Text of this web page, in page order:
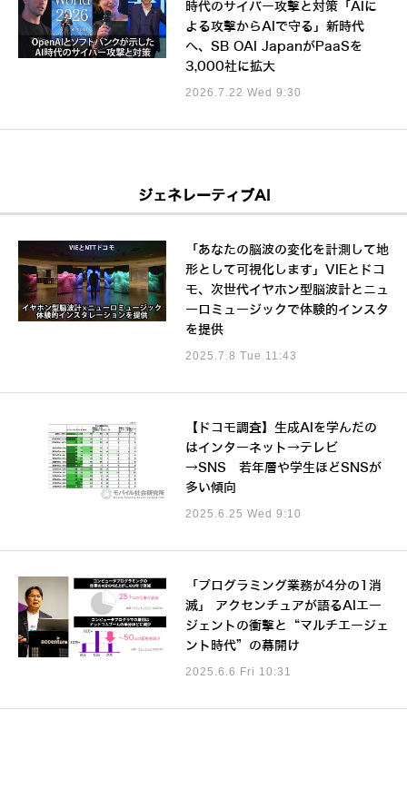
時代のサイバー攻撃と対策「AIに
よる攻撃からAIで守る」新時代
へ、SB OAI JapanがPaaSを
3,000社に拡大
2026.7.22 Wed 9:30
ジェネレーティブAI
「あなたの脳波の変化を計測して地
形として可視化します」VIEとドコ
モ、次世代イヤホン型脳波計とニュ
ーロミュージックで体験的インスタ
を提供
2025.7.8 Tue 11:43
【ドコモ調査】生成AIを学んだの
はインターネット→テレビ
→SNS 若年層や学生ほどSNSが
多い傾向
2025.6.25 Wed 9:10
「プログラミング業務が4分の1消
滅」 アクセンチュアが語るAIエー
ジェントの衝撃と“マルチエージェ
ント時代”の幕開け
2025.6.6 Fri 10:31